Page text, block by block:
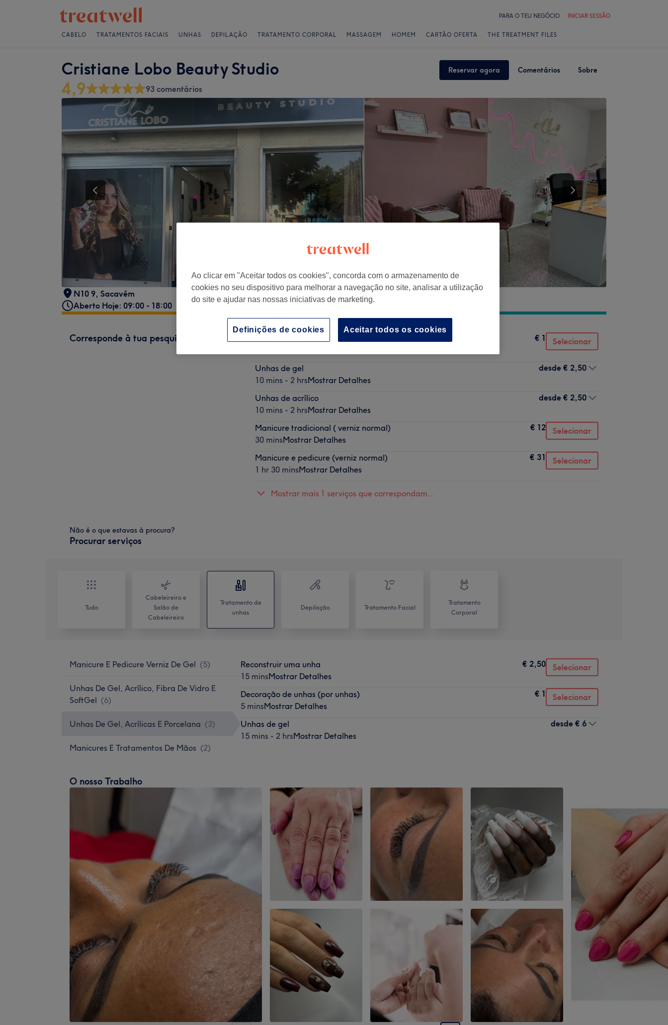
PARA O TEU NEGÓCIO INICIAR SESSÃO
CABELO TRATAMENTOS FACIAIS UNHAS DEPILAÇÃO TRATAMENTO CORPORAL MASSAGEM HOMEM CARTÃO OFERTA THE TREATMENT FILES
Cristiane Lobo Beauty Studio Reservar agora Comentários Sobre
4,9 93 comentários
N10 9, Sacavém
Aberto Hoje: 09:00 - 18:00
Corresponde à tua pesquisa € 1 Selecionar
Unhas de gel
10 mins - 2 hrsMostrar Detalhes
desde € 2,50
Unhas de acrílico
10 mins - 2 hrsMostrar Detalhes
desde € 2,50
Manicure tradicional ( verniz normal)
30 minsMostrar Detalhes
€ 12 Selecionar
Manicure e pedicure (verniz normal)
1 hr 30 minsMostrar Detalhes
€ 31 Selecionar
Mostrar mais 1 serviços que correspondam...
Não é o que estavas à procura?
Procurar serviços
Tudo
Cabeleireiro e
Salão de
Cabeleireiro
Tratamento de
unhas
Depilação Tratamento Facial
Tratamento
Corporal
Manicure E Pedicure Verniz De Gel (5)
Unhas De Gel, Acrílico, Fibra De Vidro E
SoftGel (6)
Unhas De Gel, Acrílicas E Porcelana (3)
Manicures E Tratamentos De Mãos (2)
Reconstruir uma unha
15 minsMostrar Detalhes
€ 2,50 Selecionar
Decoração de unhas (por unhas)
5 minsMostrar Detalhes
€ 1 Selecionar
Unhas de gel
15 mins - 2 hrsMostrar Detalhes
desde € 6
O nosso Trabalho
Ao clicar em "Aceitar todos os cookies", concorda com o armazenamento de
cookies no seu dispositivo para melhorar a navegação no site, analisar a utilização
do site e ajudar nas nossas iniciativas de marketing.
Aceitar todos os cookies
Definições de cookies